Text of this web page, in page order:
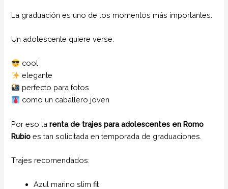
La graduación es uno de los momentos más importantes.
Un adolescente quiere verse:
cool
elegante
perfecto para fotos
como un caballero joven
Por eso larenta de trajes para adolescentes en Romo
Rubioes tan solicitada en temporada de graduaciones.
Trajes recomendados:
Azul marino slim fit